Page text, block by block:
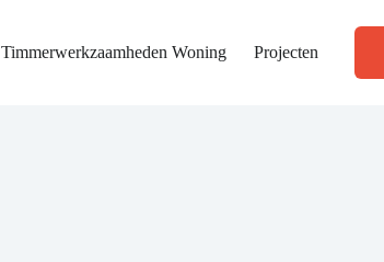
Timmerwerkzaamheden Woning Projecten